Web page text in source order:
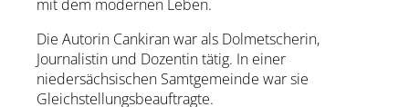
mit dem modernen Leben.
Die Autorin Cankiran war als Dolmetscherin,
Journalistin und Dozentin tätig. In einer
niedersächsischen Samtgemeinde war sie
Gleichstellungsbeauftragte.